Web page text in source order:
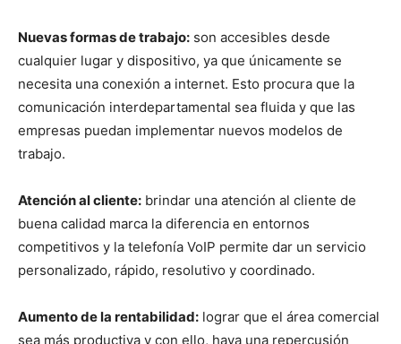
Nuevas formas de trabajo: son accesibles desde
cualquier lugar y dispositivo, ya que únicamente se
necesita una conexión a internet. Esto procura que la
comunicación interdepartamental sea fluida y que las
empresas puedan implementar nuevos modelos de
trabajo.
Atención al cliente: brindar una atención al cliente de
buena calidad marca la diferencia en entornos
competitivos y la telefonía VoIP permite dar un servicio
personalizado, rápido, resolutivo y coordinado.
Aumento de la rentabilidad: lograr que el área comercial
sea más productiva y con ello, haya una repercusión